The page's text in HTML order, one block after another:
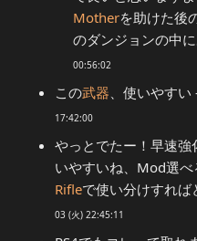
Motherを助けた後
のダンジョンの中
00:56:02
この武器 、使いやす
17:42:00
やっとでたー！早速
いやすいね、Mod選
Rifleで使い分けすれ
03 (火) 22:45:11